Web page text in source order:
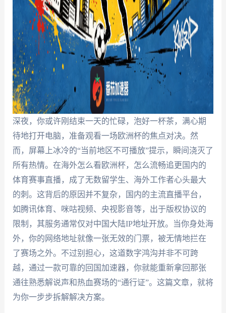
深夜，你或许刚结束一天的忙碌，泡好一杯茶，满心期
待地打开电脑，准备观看一场欧洲杯的焦点对决。然
而，屏幕上冰冷的“当前地区不可播放”提示，瞬间浇灭了
所有热情。在海外怎么看欧洲杯，怎么流畅追更国内的
体育赛事直播，成了无数留学生、海外工作者心头最大
的刺。这背后的原因并不复杂，国内的主流直播平台，
如腾讯体育、咪咕视频、央视影音等，出于版权协议的
限制，其服务通常仅对中国大陆IP地址开放。当你身处海
外，你的网络地址就像一张无效的门票，被无情地拦在
了赛场之外。不过别担心，这道数字鸿沟并非不可跨
越，通过一款可靠的回国加速器，你就能重新拿回那张
通往熟悉解说声和热血赛场的“通行证”。这篇文章，就将
为你一步步拆解解决方案。